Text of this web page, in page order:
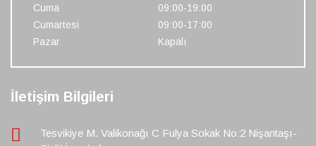
Cuma
09:00-19:00
Cumartesi
09:00-17:00
Pazar
Kapalı
İletişim Bilgileri
Tesvikiye M. Valikonağı C Fulya Sokak No:2 Nişantaşı-